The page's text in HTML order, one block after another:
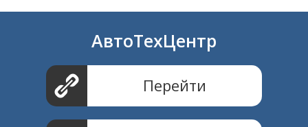
АвтоТехЦентр
Перейти